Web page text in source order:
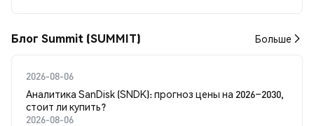
Блог Summit (SUMMIT) Больше
2026-08-06
Аналитика SanDisk (SNDK): прогноз цены на 2026–2030,
стоит ли купить?
2026-08-06